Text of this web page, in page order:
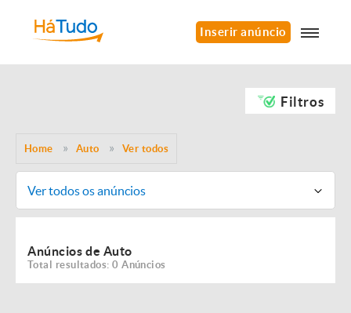
Inserir anúncio
Filtros
Home Auto Ver todos
Ver todos os anúncios
Anúncios de Auto
Total resultados: 0 Anúncios